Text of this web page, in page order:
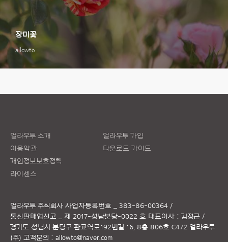
allowto
장미꽃
얼라우투 소개
이용약관
개인정보보호정책
라이센스
얼라우투 가입
다운로드 가이드
얼라우투 주식회사 사업자등록번호 _ 383-86-00364 /
통신판매업신고 _ 제 2017-성남분당-0022 호 대표이사 : 김정근 /
경기도 성남시 분당구 판교역로192번길 16, 8층 806호 C472 얼라우투
(주) 고객문의 : allowto@naver.com